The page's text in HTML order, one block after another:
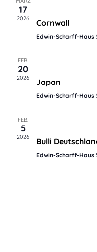
17
2026 Cornwall
Edwin-Scharff-Haus
FEB.
20
2026 Japan
Edwin-Scharff-Haus
FEB.
5
2026 Bulli
Edwin-Scharff-Haus